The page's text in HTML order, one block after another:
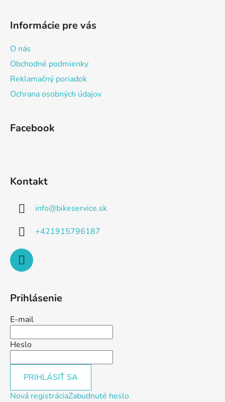
Informácie pre vás
O nás
Obchodné podmienky
Reklamačný poriadok
Ochrana osobných údajov
Facebook
Kontakt
info@bikeservice.sk
+421915796187
Prihlásenie
E-mail
Heslo
PRIHLÁSIŤ SA
Nová registráciaZabudnuté heslo